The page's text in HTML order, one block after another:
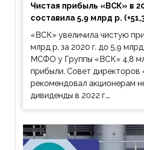
Чистая прибыль «ВСК» в
составила 5,9 млрд р.
дивиденды
выплачивать
«ВСК» увеличила чистую
млрд р. за 2020 г. до 5,9 млрд
МСФО у Группы «ВСК» 4,8
прибыли. Совет директоров
рекомендовал акционерам
дивиденды в 2022 г.…